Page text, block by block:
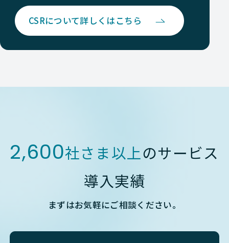
CSRについて詳しくはこちら
2,600社さま以上のサービス
導入実績
まずはお気軽にご相談ください。